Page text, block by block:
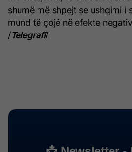
shumë më shpejt se ushqimi i
mund të çojë në efekte
/Telegrafi/